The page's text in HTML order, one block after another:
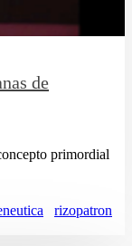
de
primordial
rizopatron